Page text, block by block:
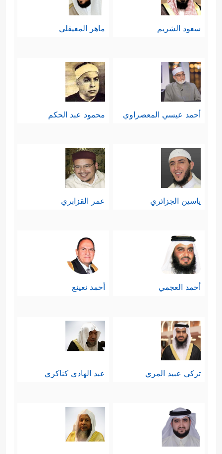
سعود الشريم ماهر المعيقلي
أحمد عيسي المعصراوي محمود عبد الحكم
ياسين الجزائري عمر القزابري
أحمد العجمي أحمد نعينع
تركي عبيد المري عبد الهادي كناكري